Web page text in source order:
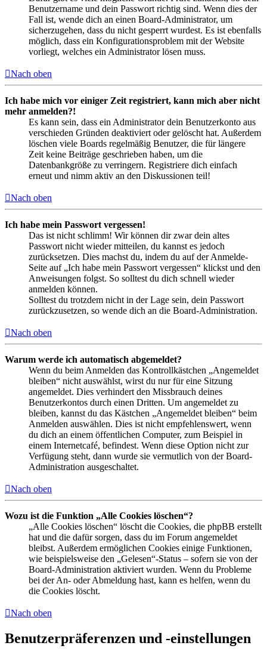
Benutzername und dein Passwort richtig sind. Wenn dies der
Fall ist, wende dich an einen Board-Administrator, um
sicherzugehen, dass du nicht gesperrt wurdest. Es ist ebenfalls
möglich, dass ein Konfigurationsproblem mit der Website
vorliegt, welches ein Administrator lösen muss.
Nach oben
Ich habe mich vor einiger Zeit registriert, kann mich aber nicht
mehr anmelden?!
Es kann sein, dass ein Administrator dein Benutzerkonto aus
verschieden Gründen deaktiviert oder gelöscht hat. Außerdem
löschen viele Boards regelmäßig Benutzer, die für längere
Zeit keine Beiträge geschrieben haben, um die
Datenbankgröße zu verringern. Registriere dich einfach
erneut und nimm aktiv an den Diskussionen teil!
Nach oben
Ich habe mein Passwort vergessen!
Das ist nicht schlimm! Wir können dir zwar dein altes
Passwort nicht wieder mitteilen, du kannst es jedoch
zurücksetzen. Dies machst du, indem du auf der Anmelde-
Seite auf „Ich habe mein Passwort vergessen“ klickst und den
Anweisungen folgst. So solltest du dich schnell wieder
anmelden können.
Solltest du trotzdem nicht in der Lage sein, dein Passwort
zurückzusetzen, so wende dich an die Board-Administration.
Nach oben
Warum werde ich automatisch abgemeldet?
Wenn du beim Anmelden das Kontrollkästchen „Angemeldet
bleiben“ nicht auswählst, wirst du nur für eine Sitzung
angemeldet. Dies verhindert den Missbrauch deines
Benutzerkontos durch einen Dritten. Um angemeldet zu
bleiben, kannst du das Kästchen „Angemeldet bleiben“ beim
Anmelden auswählen. Dies ist nicht empfehlenswert, wenn
du dich an einem öffentlichen Computer, zum Beispiel in
einem Internetcafé, befindest. Wenn diese Option nicht zur
Verfügung steht, dann wurde sie vermutlich von der Board-
Administration ausgeschaltet.
Nach oben
Wozu ist die Funktion „Alle Cookies löschen“?
„Alle Cookies löschen“ löscht die Cookies, die phpBB erstellt
hat und die dafür sorgen, dass du im Forum angemeldet
bleibst. Außerdem ermöglichen Cookies einige Funktionen,
wie beispielsweise den „Gelesen“-Status – sofern sie von der
Board-Administration aktiviert wurden. Wenn du Probleme
bei der An- oder Abmeldung hast, kann es helfen, wenn du
die Cookies löscht.
Nach oben
Benutzerpräferenzen und -einstellungen